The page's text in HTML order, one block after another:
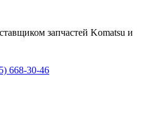
запчастей Komatsu и
668-30-46